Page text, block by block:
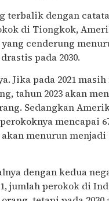
terbalik dengan
di Tiongkok,
cenderung
pada 2030.
Jika pada 2021
tahun 2023 akan
Sedangkan
mencapai
akan menurun menjadi
dengan kedua
jumlah perokok di